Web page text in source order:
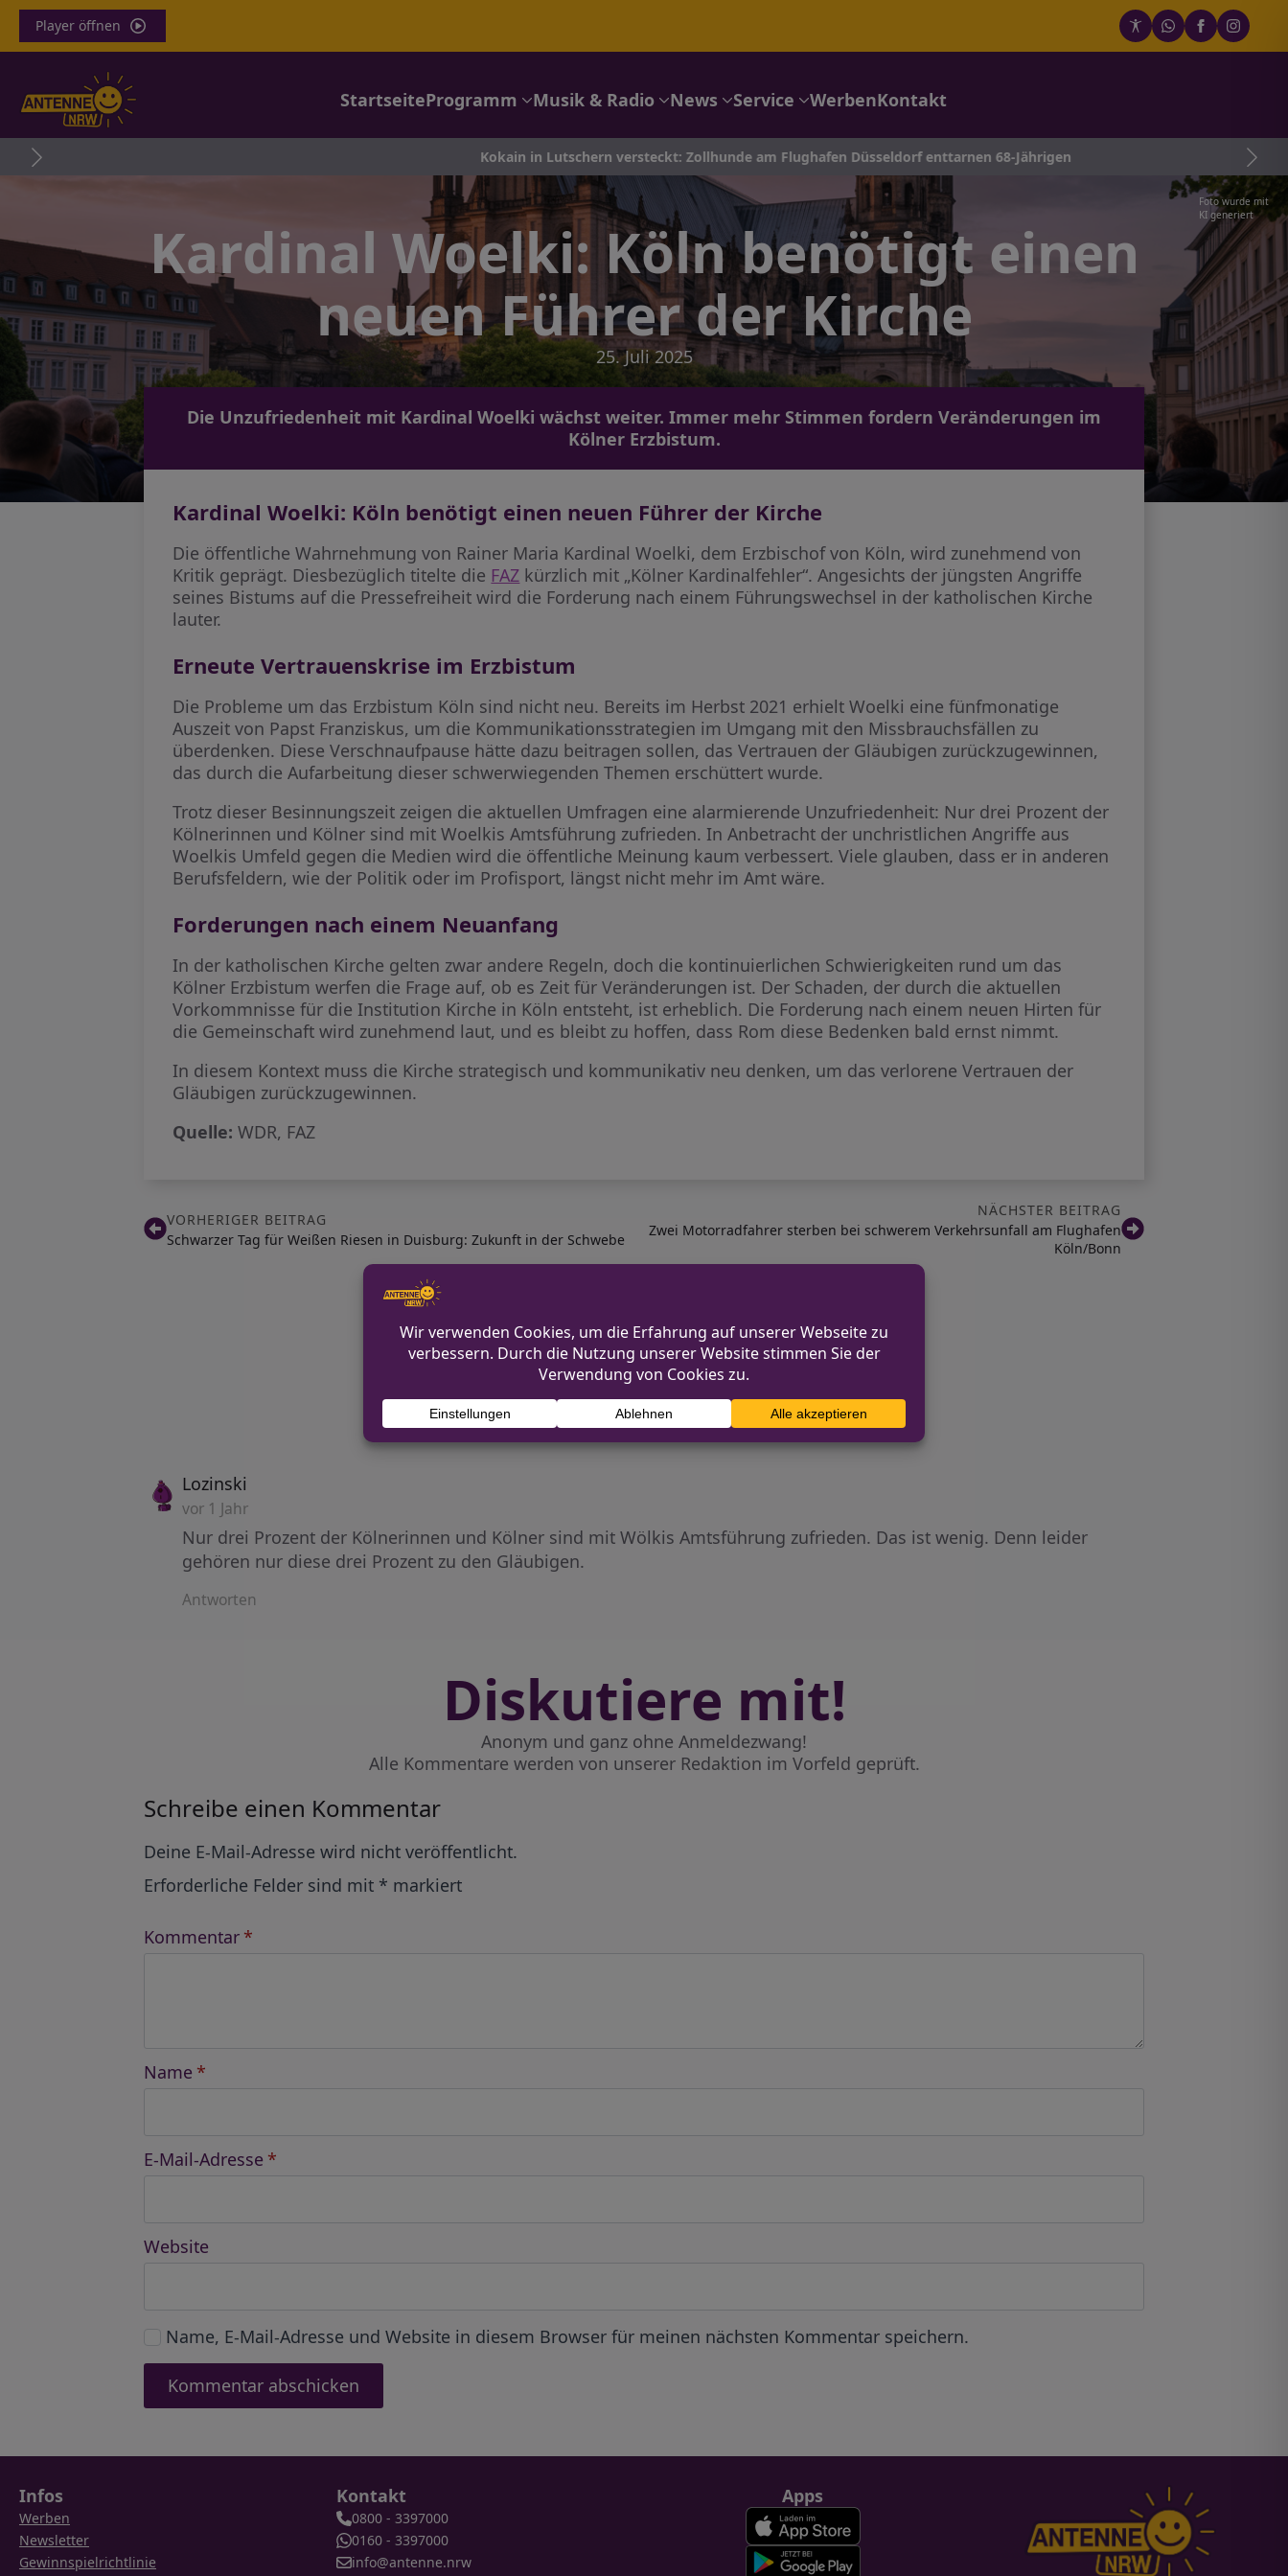
Player öffnen
StartseiteProgramm Musik & Radio News Service WerbenKontakt
Kokain in Lutschern versteckt: Zollhunde am Flughafen Düsseldorf enttarnen 68-Jährigen
Foto wurde mit
KI generiert
Kardinal Woelki: Köln benötigt einen
neuen Führer der Kirche
25. Juli 2025
Die Unzufriedenheit mit Kardinal Woelki wächst weiter. Immer mehr Stimmen fordern Veränderungen im
Kölner Erzbistum.
Kardinal Woelki: Köln benötigt einen neuen Führer der Kirche
Die öffentliche Wahrnehmung von Rainer Maria Kardinal Woelki, dem Erzbischof von Köln, wird zunehmend von
Kritik geprägt. Diesbezüglich titelte die FAZ kürzlich mit „Kölner Kardinalfehler“. Angesichts der jüngsten Angriffe
seines Bistums auf die Pressefreiheit wird die Forderung nach einem Führungswechsel in der katholischen Kirche
lauter.
Erneute Vertrauenskrise im Erzbistum
Die Probleme um das Erzbistum Köln sind nicht neu. Bereits im Herbst 2021 erhielt Woelki eine fünfmonatige
Auszeit von Papst Franziskus, um die Kommunikationsstrategien im Umgang mit den Missbrauchsfällen zu
überdenken. Diese Verschnaufpause hätte dazu beitragen sollen, das Vertrauen der Gläubigen zurückzugewinnen,
das durch die Aufarbeitung dieser schwerwiegenden Themen erschüttert wurde.
Trotz dieser Besinnungszeit zeigen die aktuellen Umfragen eine alarmierende Unzufriedenheit: Nur drei Prozent der
Kölnerinnen und Kölner sind mit Woelkis Amtsführung zufrieden. In Anbetracht der unchristlichen Angriffe aus
Woelkis Umfeld gegen die Medien wird die öffentliche Meinung kaum verbessert. Viele glauben, dass er in anderen
Berufsfeldern, wie der Politik oder im Profisport, längst nicht mehr im Amt wäre.
Forderungen nach einem Neuanfang
In der katholischen Kirche gelten zwar andere Regeln, doch die kontinuierlichen Schwierigkeiten rund um das
Kölner Erzbistum werfen die Frage auf, ob es Zeit für Veränderungen ist. Der Schaden, der durch die aktuellen
Vorkommnisse für die Institution Kirche in Köln entsteht, ist erheblich. Die Forderung nach einem neuen Hirten für
die Gemeinschaft wird zunehmend laut, und es bleibt zu hoffen, dass Rom diese Bedenken bald ernst nimmt.
In diesem Kontext muss die Kirche strategisch und kommunikativ neu denken, um das verlorene Vertrauen der
Gläubigen zurückzugewinnen.
Quelle: WDR, FAZ
VORHERIGER BEITRAG
Schwarzer Tag für Weißen Riesen in Duisburg: Zukunft in der Schwebe
NÄCHSTER BEITRAG
Zwei Motorradfahrer sterben bei schwerem Verkehrsunfall am Flughafen
Köln/Bonn
Stimmen aus NRW
Lozinski
vor 1 Jahr
Nur drei Prozent der Kölnerinnen und Kölner sind mit Wölkis Amtsführung zufrieden. Das ist wenig. Denn leider
gehören nur diese drei Prozent zu den Gläubigen.
Antworten
Diskutiere mit!
Anonym und ganz ohne Anmeldezwang!
Alle Kommentare werden von unserer Redaktion im Vorfeld geprüft.
Schreibe einen Kommentar
Deine E-Mail-Adresse wird nicht veröffentlicht.
Erforderliche Felder sind mit * markiert
Kommentar *
Name *
E-Mail-Adresse *
Website
Name, E-Mail-Adresse und Website in diesem Browser für meinen nächsten Kommentar speichern.
Infos
Werben
Newsletter
Gewinnspielrichtlinie
Kontakt
0800 - 3397000
0160 - 3397000
info@antenne.nrw
Apps